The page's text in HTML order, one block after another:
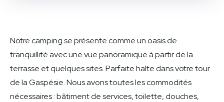
Notre camping se présente comme un oasis de
tranquillité avec une vue panoramique à partir de la
terrasse et quelques sites. Parfaite halte dans votre tour
de la Gaspésie. Nous avons toutes les commodités
nécessaires : bâtiment de services, toilette, douches,